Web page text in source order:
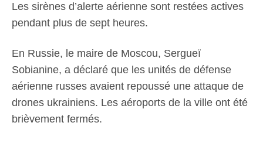
Les sirènes d’alerte aérienne sont restées actives
pendant plus de sept heures.
En Russie, le maire de Moscou, Sergueï
Sobianine, a déclaré que les unités de défense
aérienne russes avaient repoussé une attaque de
drones ukrainiens. Les aéroports de la ville ont été
brièvement fermés.